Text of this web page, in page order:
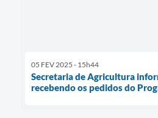
05 FEV 2025 - 15h44
Secretaria de Agricultura
recebendo os pedidos do